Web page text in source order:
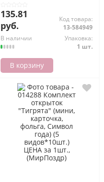
135.81
руб.
Код товара:
13-584949
В наличии
Упаковка:
1 шт.
В корзину